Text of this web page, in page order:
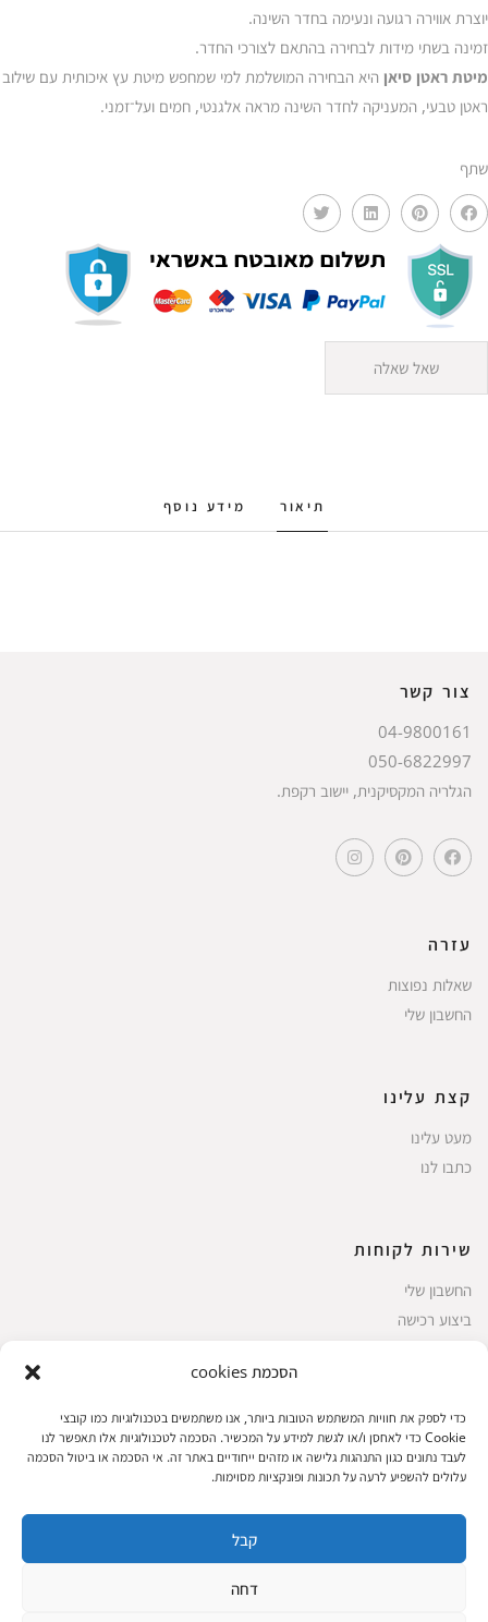
הסכמת cookies
כדי לספק את חוויות המשתמש הטובות ביותר, אנו משתמשים בטכנולוגיות כמו קובצי
Cookie כדי לאחסן ו/או לגשת למידע על המכשיר. הסכמה לטכנולוגיות אלו תאפשר לנו
לעבד נתונים כגון התנהגות גלישה או מזהים ייחודיים באתר זה. אי הסכמה או ביטול הסכמה
עלולים להשפיע לרעה על תכונות ופונקציות מסוימות.
קבל
דחה
יוצרת אווירה רגועה ונעימה בחדר השינה.
זמינה בשתי מידות לבחירה בהתאם לצורכי החדר.
מיטת ראטן סיאן היא הבחירה המושלמת למי שמחפש מיטת עץ איכותית עם שילוב
ראטן טבעי, המעניקה לחדר השינה מראה אלגנטי, חמים ועל־זמני.
שתף
שאל שאלה
תיאור מידע נוסף
צור קשר
04-9800161
050-6822997
הגלריה המקסיקנית, יישוב רקפת.
עזרה
שאלות נפוצות
החשבון שלי
קצת עלינו
מעט עלינו
כתבו לנו
שירות לקוחות
החשבון שלי
ביצוע רכישה
שעות הפעילות: ראשון עד חמישי 8 עד 18| שישי 8 עד 15 | שבת 10 עד 17
© 2023 כל הזכיות שמורות להגלריה
פיתוח: